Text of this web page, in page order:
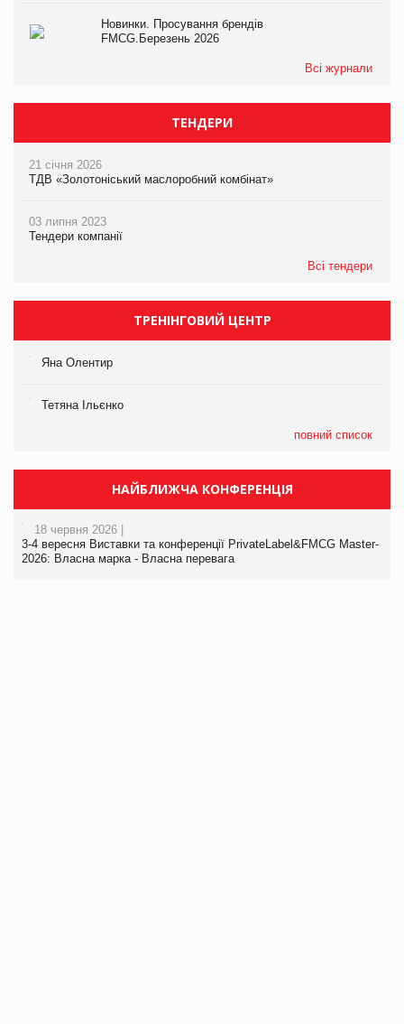
Новинки. Просування брендів
FMCG.Березень 2026
Всі журнали
ТЕНДЕРИ
21 січня 2026
ТДВ «Золотоніський маслоробний комбінат»
03 липня 2023
Тендери компанії
Всі тендери
ТРЕНІНГОВИЙ ЦЕНТР
Яна Олентир
Тетяна Ільєнко
повний список
НАЙБЛИЖЧА КОНФЕРЕНЦІЯ
18 червня 2026 |
3-4 вересня Виставки та конференції PrivateLabel&FMCG Master-
2026: Власна марка - Власна перевага